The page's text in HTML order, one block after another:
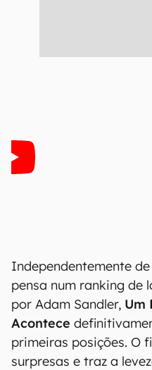
Independentemente
pensa num ranking de
por Adam Sandler, Um
Acontece
primeiras posições. O
surpresas e traz a